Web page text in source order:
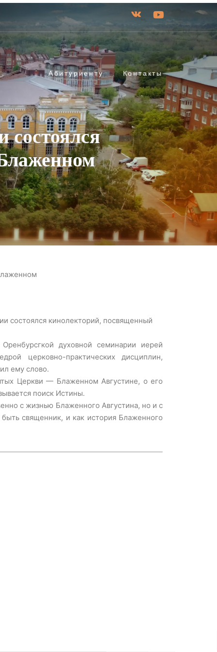
Абитуриенту Контакты
состоялся
состоялся кинолекторий, посвященный
духовной семинарии иерей
церковно-практических дисциплин,
ему слово.
Церкви — Блаженном Августине, о его
поиск Истины.
с жизнью Блаженного Августина, но и с
священник, и как история Блаженного